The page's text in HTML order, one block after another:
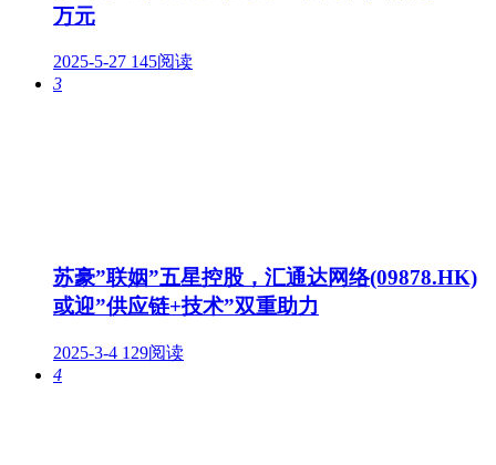
万元
2025-5-27 145阅读
3
苏豪”联姻”五星控股，汇通达网络(09878.HK)
或迎”供应链+技术”双重助力
2025-3-4 129阅读
4